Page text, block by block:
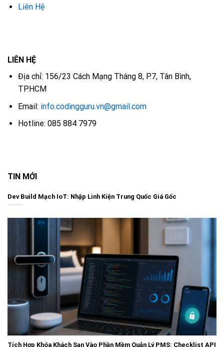
Liên Hệ
LIÊN HỆ
Địa chỉ: 156/23 Cách Mạng Tháng 8, P.7, Tân Bình,
TP.HCM
Email: info.codingguru.vn@gmail.com
Hotline: 085 884 7979
TIN MỚI
Dev Build Mạch IoT: Nhập Linh Kiện Trung Quốc Giá Gốc
Tích Hợp Khóa Khách Sạn Vào Phần Mềm Quản Lý PMS: Checklist API